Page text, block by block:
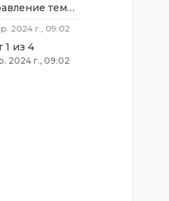
темой
2024 г., 09:02
1 из 4
2024 г., 09:02